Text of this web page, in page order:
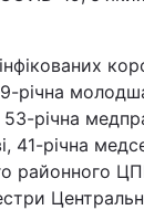
річна
53-річна
41-річна
районного